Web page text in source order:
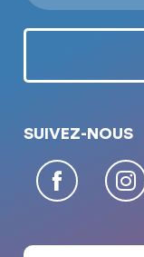
SUIVEZ-NOUS